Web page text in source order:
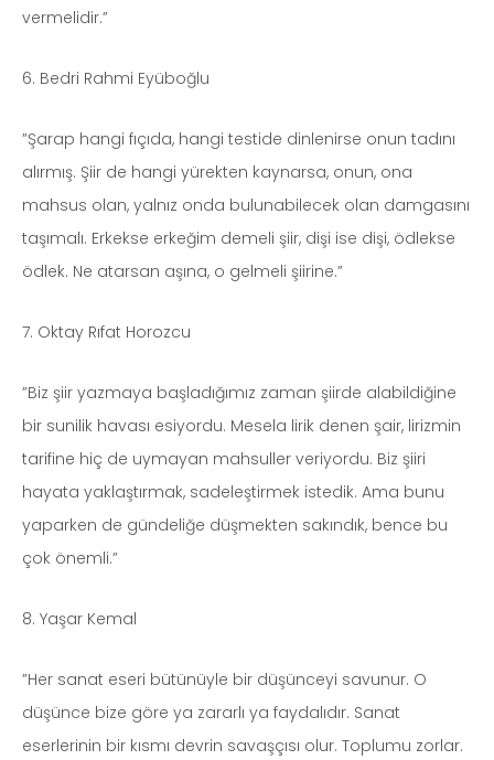
vermelidir.”
6. Bedri Rahmi Eyüboğlu
”Şarap hangi fıçıda, hangi testide dinlenirse onun tadını
alırmış. Şiir de hangi yürekten kaynarsa, onun, ona
mahsus olan, yalnız onda bulunabilecek olan damgasını
taşımalı. Erkekse erkeğim demeli şiir, dişi ise dişi, ödlekse
ödlek. Ne atarsan aşına, o gelmeli şiirine.”
7. Oktay Rıfat Horozcu
”Biz şiir yazmaya başladığımız zaman şiirde alabildiğine
bir sunilik havası esiyordu. Mesela lirik denen şair, lirizmin
tarifine hiç de uymayan mahsuller veriyordu. Biz şiiri
hayata yaklaştırmak, sadeleştirmek istedik. Ama bunu
yaparken de gündeliğe düşmekten sakındık, bence bu
çok önemli.”
8. Yaşar Kemal
”Her sanat eseri bütünüyle bir düşünceyi savunur. O
düşünce bize göre ya zararlı ya faydalıdır. Sanat
eserlerinin bir kısmı devrin savaşçısı olur. Toplumu zorlar.